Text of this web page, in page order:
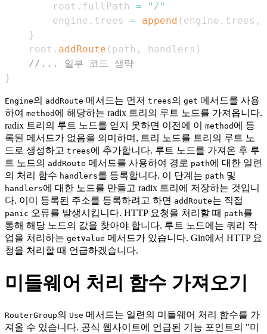
        root
. fullPath =
"/"
        engine
. trees = append ( engine . trees ,
}
    root
. addRoute ( path , handlers )
//... 일부 코드 생략
}
Engine의 addRoute 메서드는 먼저 trees의 get 메서드를 사용
하여 method 에 해당하는 radix 트리의 루트 노드를 가져옵니다.
radix 트리의 루트 노드를 얻지 못하면 이전에 이 method 에 등
록된 메서드가 없음을 의미하며, 트리 노드를 트리의 루트 노
드로 생성하고 trees에 추가합니다. 루트 노드를 가져온 후 루
트 노드의 addRoute 메서드를 사용하여 경로 path에 대한 일련
의 처리 함수 handlers를 등록합니다. 이 단계는 path 및
handlers에 대한 노드를 만들고 radix 트리에 저장하는 것입니
다. 이미 등록된 주소를 등록하려고 하면 addRoute는 직접
panic 오류를 발생시킵니다. HTTP 요청을 처리할 때 path를
통해 해당 노드의 값을 찾아야 합니다. 루트 노드에는 쿼리 작
업을 처리하는 getValue 메서드가 있습니다. Gin에서 HTTP 요
청을 처리할 때 언급하겠습니다.
미들웨어 처리 함수 가져오기
RouterGroup의 Use 메서드는 일련의 미들웨어 처리 함수를 가
져올 수 있습니다. 공식 웹사이트에 언급된 기능 포인트의 "미